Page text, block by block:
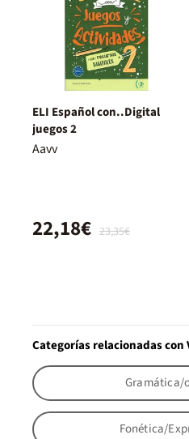
ELI Español con..Digital
juegos 2
Aavv
23,35€
22,18€
Categorías relacionadas
Gramática/
Fonética/